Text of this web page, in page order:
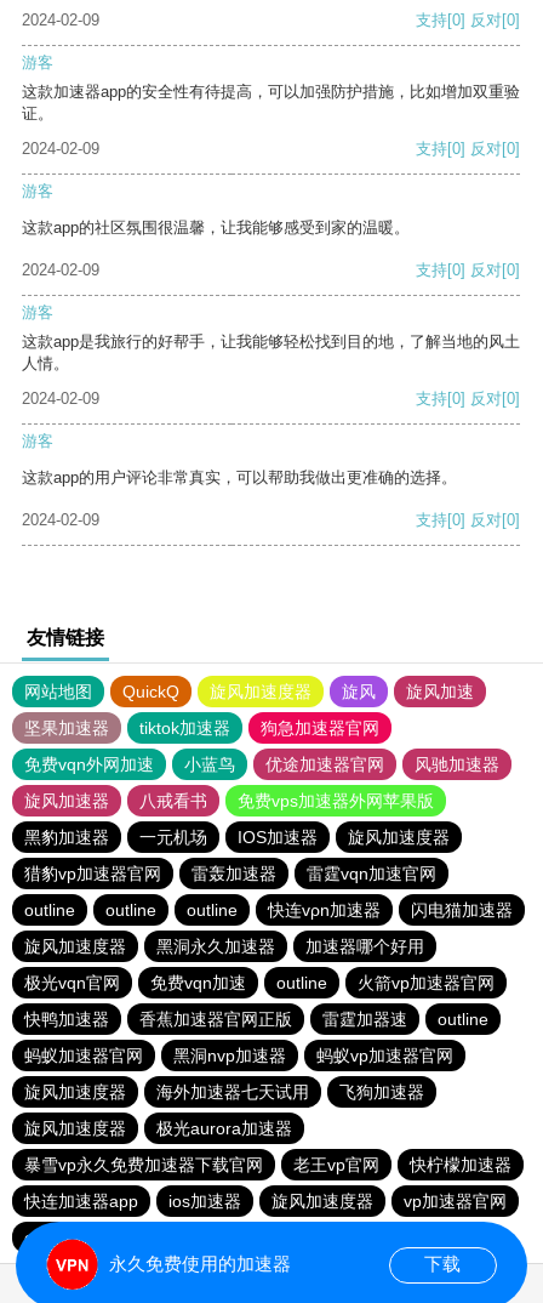
2024-02-09
支持[0] 反对[0]
游客
这款加速器app的安全性有待提高，可以加强防护措施，比如增加双重验
证。
2024-02-09
支持[0] 反对[0]
游客
这款app的社区氛围很温馨，让我能够感受到家的温暖。
2024-02-09 支持[0] 反对[0]
游客
这款app是我旅行的好帮手，让我能够轻松找到目的地，了解当地的风土
人情。
2024-02-09
支持[0] 反对[0]
游客
这款app的用户评论非常真实，可以帮助我做出更准确的选择。
2024-02-09 支持[0] 反对[0]
友情链接
网站地图 QuickQ 旋风加速度器 旋风
旋风加速
坚果加速器
tiktok加速器
狗急加速器官网
免费vqn外网加速
小蓝鸟 优途加速器官网
风驰加速器
旋风加速器
八戒看书
免费vps加速器外网苹果版
黑豹加速器
一元机场 IOS加速器
旋风加速度器
猎豹vp加速器官网
雷轰加速器
雷霆vqn加速官网
outline
outline outline 快连vρn加速器
闪电猫加速器
旋风加速度器
黑洞永久加速器
加速器哪个好用
极光vqn官网
免费vqn加速 outline
火箭vp加速器官网
快鸭加速器
香蕉加速器官网正版 雷霆加器速
outline
蚂蚁加速器官网
黑洞nvp加速器
蚂蚁vp加速器官网
旋风加速度器
海外加速器七天试用
飞狗加速器
旋风加速度器
极光aurora加速器
暴雪vp永久免费加速器下载官网
老王vp官网
快柠檬加速器
快连加速器app
ios加速器 旋风加速度器
vp加速器官网
outline
永久免费使用的加速器 下载